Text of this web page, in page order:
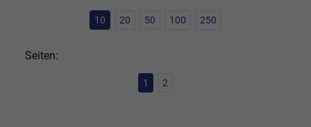
10 20 50 100 250
Seiten:
1 2